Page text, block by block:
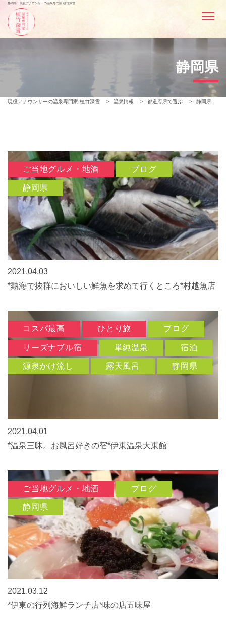
静岡県 | 現役アナウンサーの温泉専門家 植竹深雪
静岡県
現役アナウンサーの温泉専門家 植竹深雪 > 温泉情報 > 都道府県で選ぶ > 静岡県
ご当地グルメ・地酒 ブログ
静岡県
2021.04.03
*熱海で抜群においしい鮮魚を求めて行くところ*村越魚店
コスパ最高 ひとり旅 ブログ
リーズナブル宿 単純温泉 宿泊
源泉かけ流し 露天風呂 静岡県
2021.04.01
*温泉三昧。お風呂好きの宿*伊東温泉大東館
ご当地グルメ・地酒 ブログ
静岡県
2021.03.12
*伊東の行列海鮮ランチ店*味の店五味屋